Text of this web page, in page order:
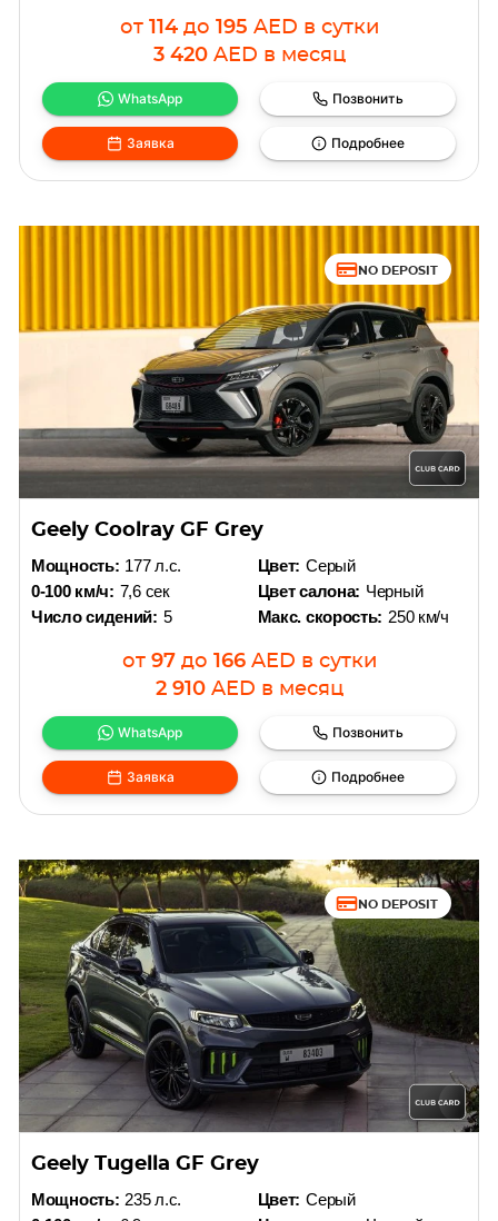
от 114 до 195 AED в сутки
3 420 AED в месяц
WhatsApp Позвонить
Заявка Подробнее
NO DEPOSIT
Geely Coolray GF Grey
Мощность: 177 л.с.
0-100 км/ч: 7,6 сек
Число сидений: 5
Цвет: Серый
Цвет салона: Черный
Макс. скорость: 250 км/ч
от 97 до 166 AED в сутки
2 910 AED в месяц
WhatsApp Позвонить
Заявка Подробнее
NO DEPOSIT
Geely Tugella GF Grey
Мощность: 235 л.с.
Цвет: Серый